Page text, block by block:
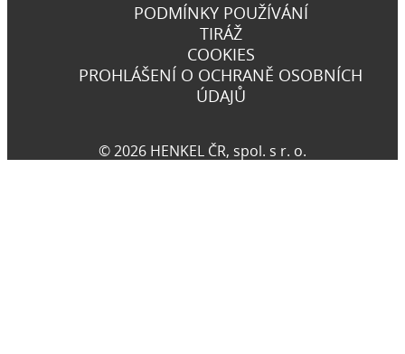
PODMÍNKY POUŽÍVÁNÍ
TIRÁŽ
COOKIES
PROHLÁŠENÍ O OCHRANĚ OSOBNÍCH
ÚDAJŮ
© 2026 HENKEL ČR, spol. s r. o.